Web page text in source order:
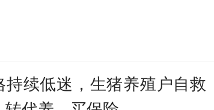
持续低迷，生猪养殖户自救